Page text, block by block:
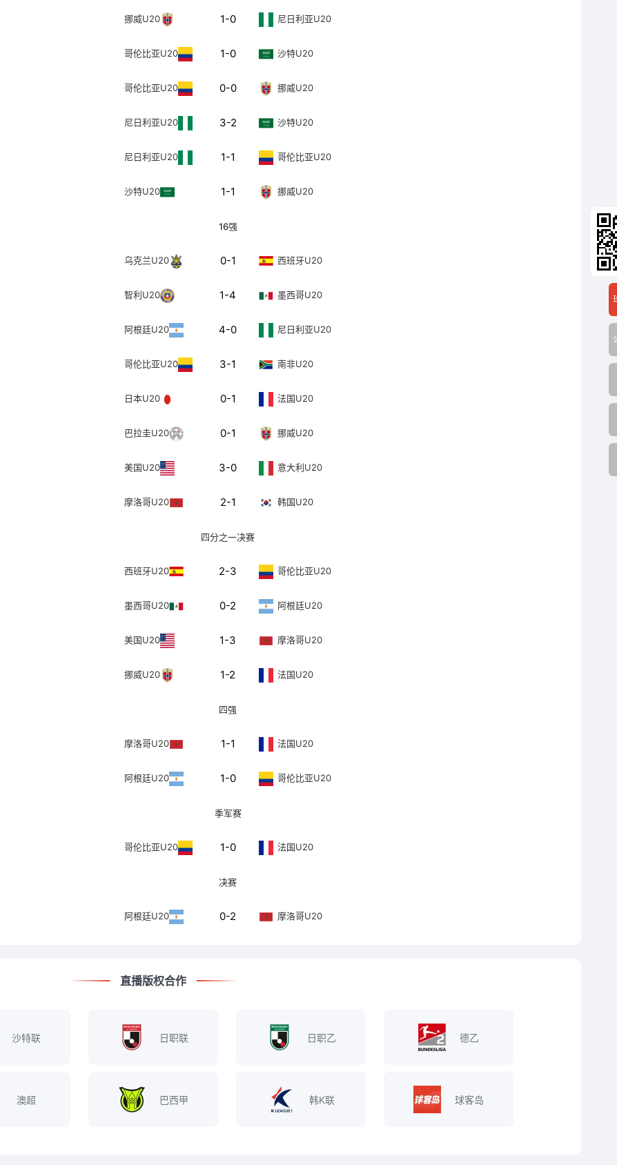
挪威U20 1-0 尼日利亚U20
哥伦比亚U20 1-0 沙特U20
哥伦比亚U20 0-0 挪威U20
尼日利亚U20 3-2 沙特U20
尼日利亚U20 1-1 哥伦比亚U20
沙特U20 1-1 挪威U20
16强
乌克兰U20 0-1 西班牙U20
智利U20 1-4 墨西哥U20
阿根廷U20 4-0 尼日利亚U20
哥伦比亚U20 3-1 南非U20
日本U20 0-1 法国U20
巴拉圭U20 0-1 挪威U20
美国U20 3-0 意大利U20
摩洛哥U20 2-1 韩国U20
四分之一决赛
西班牙U20 2-3 哥伦比亚U20
墨西哥U20 0-2 阿根廷U20
美国U20 1-3 摩洛哥U20
挪威U20 1-2 法国U20
四强
摩洛哥U20 1-1 法国U20
阿根廷U20 1-0 哥伦比亚U20
季军赛
哥伦比亚U20 1-0 法国U20
决赛
阿根廷U20 0-2 摩洛哥U20
直播版权合作
沙特联 日职联 日职乙 德乙
澳超 巴西甲 韩K联 球客岛